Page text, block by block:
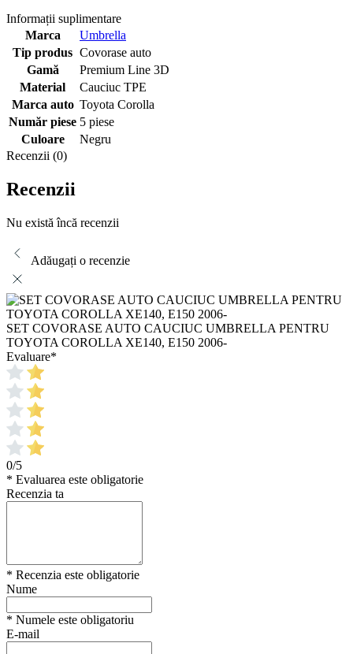
Informații suplimentare
Marca
Umbrella
Tip produs Covorase auto
Gamă
Premium Line 3D
Material
Cauciuc TPE
Marca auto Toyota Corolla
Număr piese 5 piese
Culoare
Negru
Recenzii (0)
Recenzii
Nu există încă recenzii
Adăugați o recenzie
SET COVORASE AUTO CAUCIUC UMBRELLA PENTRU
TOYOTA COROLLA XE140, E150 2006-
Evaluare*
0/5
* Evaluarea este obligatorie
Recenzia ta
* Recenzia este obligatorie
Nume
* Numele este obligatoriu
E-mail